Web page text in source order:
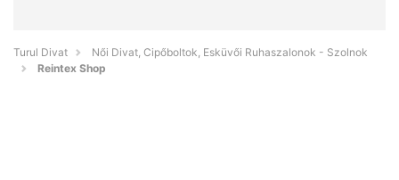
Turul Divat
Női Divat, Cipőboltok, Esküvői Ruhaszalonok - Szolnok
Reintex Shop